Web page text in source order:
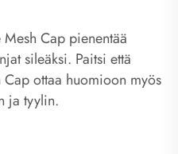
Cap pienentää
sileäksi. Paitsi että
ottaa huomioon myös
ja tyylin.